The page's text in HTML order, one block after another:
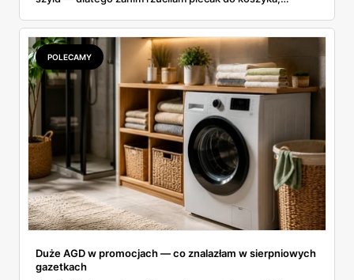
rozpiska: co dokładnie sprzedaje Lidl, ile kosztują
odpowiedniki u producenta i komu ten zakup naprawdę
się opłaci.
POLECAMY
Duże AGD w promocjach — co znalazłam w sierpniowych
gazetkach